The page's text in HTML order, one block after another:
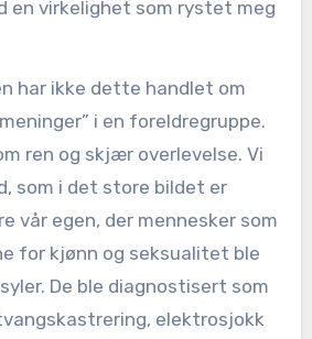
en virkelighet som rystet meg
har ikke dette handlet om
i en foreldregruppe.
ren og skjær overlevelse. Vi
som i det store bildet er
vår egen, der mennesker som
for kjønn og seksualitet ble
De ble diagnostisert som
elektrosjokk